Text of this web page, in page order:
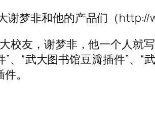
谢梦非和他的产品们（
友，谢梦非，他一个人就写
、“武大图书馆豆瓣插件”、“武
。